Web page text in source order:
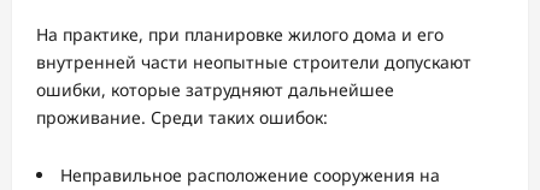
На практике, при планировке жилого дома и его
внутренней части неопытные строители допускают
ошибки, которые затрудняют дальнейшее
проживание. Среди таких ошибок:
Неправильное расположение сооружения на